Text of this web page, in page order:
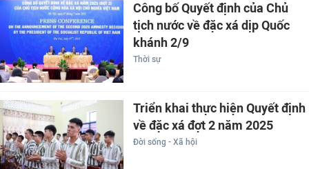
Công bố Quyết định của Chủ
tịch nước về đặc xá dịp Quốc
khánh 2/9
Thời sự
Triển khai thực hiện Quyết định
về đặc xá đợt 2 năm 2025
Đời sống - Xã hội